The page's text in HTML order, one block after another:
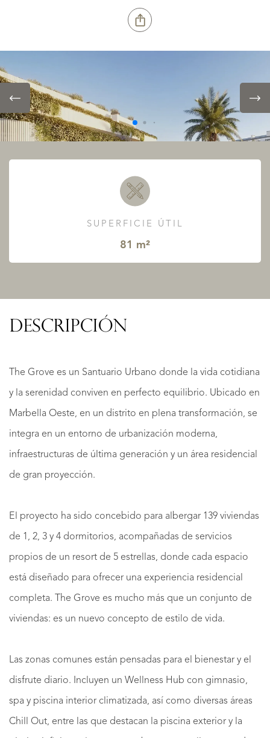
SUPERFICIE ÚTIL
81 m²
DESCRIPCIÓN
The Grove es un Santuario Urbano donde la vida cotidiana
y la serenidad conviven en perfecto equilibrio. Ubicado en
Marbella Oeste, en un distrito en plena transformación, se
integra en un entorno de urbanización moderna,
infraestructuras de última generación y un área residencial
de gran proyección.
El proyecto ha sido concebido para albergar 139 viviendas
de 1, 2, 3 y 4 dormitorios, acompañadas de servicios
propios de un resort de 5 estrellas, donde cada espacio
está diseñado para ofrecer una experiencia residencial
completa. The Grove es mucho más que un conjunto de
viviendas: es un nuevo concepto de estilo de vida.
Las zonas comunes están pensadas para el bienestar y el
disfrute diario. Incluyen un Wellness Hub con gimnasio,
spa y piscina interior climatizada, así como diversas áreas
Chill Out, entre las que destacan la piscina exterior y la